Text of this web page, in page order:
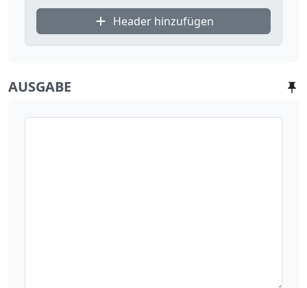
Header hinzufügen
AUSGABE